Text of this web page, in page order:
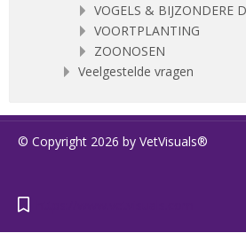
VOGELS & BIJZONDERE
VOORTPLANTING
ZOONOSEN
Veelgestelde vragen
© Copyright 2026 by VetVisuals®